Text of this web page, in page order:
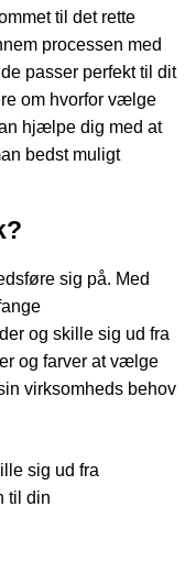
til det rette
processen med
passer perfekt til dit
om hvorfor vælge
hjælpe dig med at
bedst muligt
sig på. Med
og skille sig ud fra
og farver at vælge
virksomheds behov
sig ud fra
til din